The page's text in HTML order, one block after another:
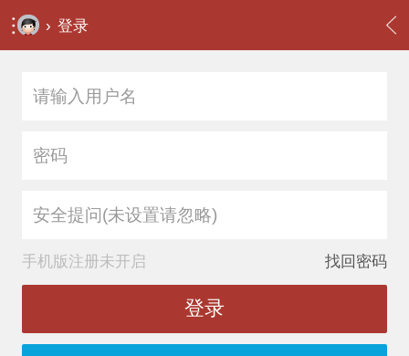
› 登录
安全提问(未设置请忽略)
手机版注册未开启 找回密码
登录